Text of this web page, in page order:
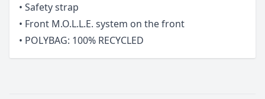
• Safety strap
• Front M.O.L.L.E. system on the front
• POLYBAG: 100% RECYCLED